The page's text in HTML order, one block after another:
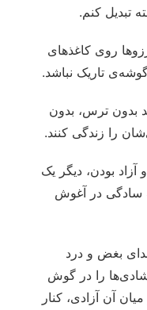
تبدیل کنم.
روی کاغذهای
تاریک نباشد.
بدون ترس، بدون
را زندگی کنند.
بودن، دیگر یک
سادگی در آغوش
بغض و درد
شادی‌ها را در گوش
آن آزادی، کنار